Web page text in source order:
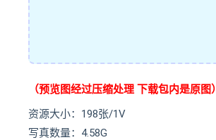
（预览图经过压缩处理 下载包内是原图）
资源大小：198张/1V
写真数量：4.58G